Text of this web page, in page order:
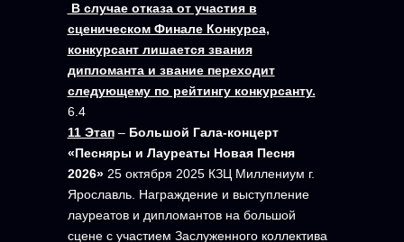
В случае отказа от участия в
сценическом Финале Конкурса,
конкурсант лишается звания
дипломанта и звание переходит
следующему по рейтингу конкурсанту.
6.4
11 Этап– Большой Гала-концерт
«Песняры и Лауреаты Новая Песня
2026»25 октября 2025 КЗЦ Миллениум г.
Ярославль. Награждение и выступление
лауреатов и дипломантов на большой
сцене с участием Заслуженного коллектива